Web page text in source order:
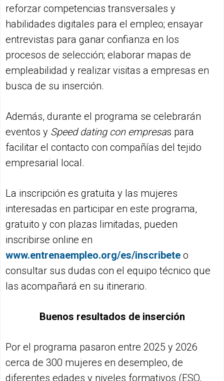
reforzar competencias transversales y
habilidades digitales para el empleo; ensayar
entrevistas para ganar confianza en los
procesos de selección; elaborar mapas de
empleabilidad y realizar visitas a empresas en
busca de su inserción.
Además, durante el programa se celebrarán
eventos y Speed dating con empresas para
facilitar el contacto con compañías del tejido
empresarial local.
La inscripción es gratuita y las mujeres
interesadas en participar en este programa,
gratuito y con plazas limitadas, pueden
inscribirse online en
www.entrenaempleo.org/es/inscribete o
consultar sus dudas con el equipo técnico que
las acompañará en su itinerario.
Buenos resultados de inserción
Por el programa pasaron entre 2025 y 2026
cerca de 300 mujeres en desempleo, de
diferentes edades y niveles formativos (ESO,